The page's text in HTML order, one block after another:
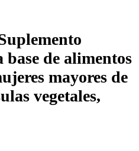
de alimentos
mayores de
vegetales,